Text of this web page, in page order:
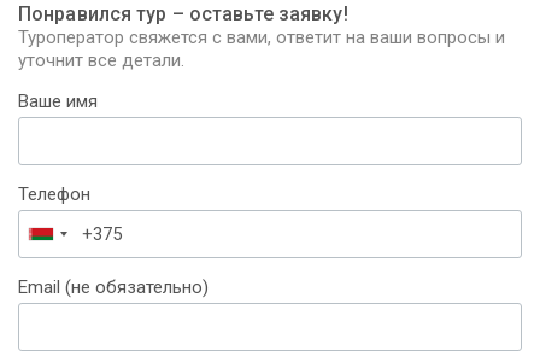
Понравился тур – оставьте заявку!
Туроператор свяжется с вами, ответит на ваши вопросы и
уточнит все детали.
Ваше имя
Телефон
Беларусь
+375
Email (не обязательно)